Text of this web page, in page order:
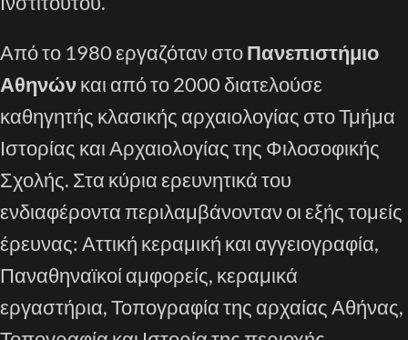
Από το 1980 εργαζόταν στοΠανεπιστήμιο
Αθηνώνκαι από το 2000 διατελούσε
καθηγητής κλασικής αρχαιολογίας στο Τμήμα
Ιστορίας και Αρχαιολογίας της Φιλοσοφικής
Σχολής. Στα κύρια ερευνητικά του
ενδιαφέροντα περιλαμβάνονταν οι εξής τομείς
έρευνας: Αττική κεραμική και αγγειογραφία,
Παναθηναϊκοί αμφορείς, κεραμικά
εργαστήρια, Τοπογραφία της αρχαίας Αθήνας,